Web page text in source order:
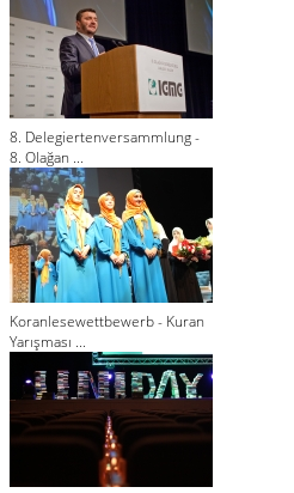
8. Delegiertenversammlung -
8. Olağan ...
Koranlesewettbewerb - Kuran
Yarışması ...